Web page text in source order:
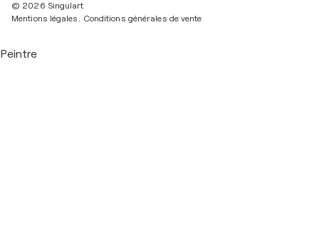
© 2026 Singulart
Mentions légales. Conditions générales de vente
Peintre